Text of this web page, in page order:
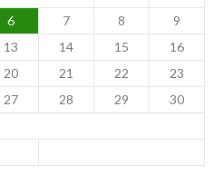
6 7 8
9
13 14 15
16
20 21 22
23
27 28 29
30